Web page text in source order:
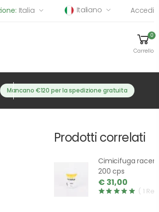
Italia Italiano Accedi
0
Carrello
Mancano €120 per la spedizione gratuita
Prodotti correlati
Cimicifuga
200 cps
€ 31,00
( 1